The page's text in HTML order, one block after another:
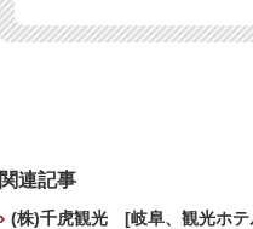
関連記事
(株)千虎観光 [岐阜、観光ホテ